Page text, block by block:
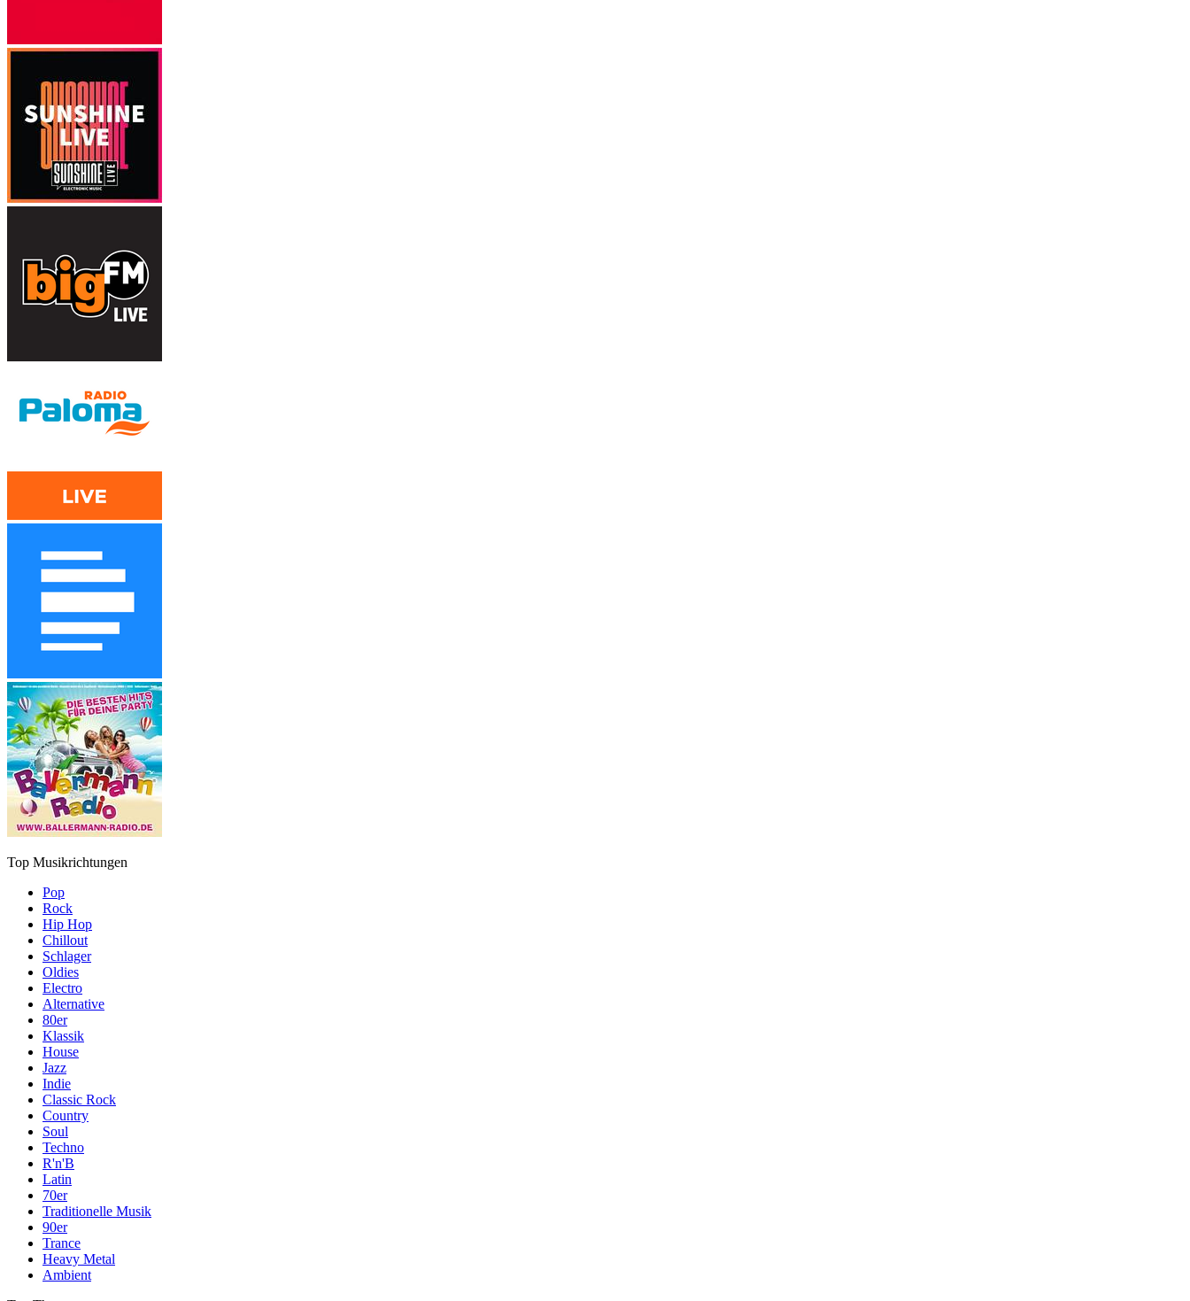
Top Musikrichtungen
Pop
Rock
Hip Hop
Chillout
Schlager
Oldies
Electro
Alternative
80er
Klassik
House
Jazz
Indie
Classic Rock
Country
Soul
Techno
R'n'B
Latin
70er
Traditionelle Musik
90er
Trance
Heavy Metal
Ambient